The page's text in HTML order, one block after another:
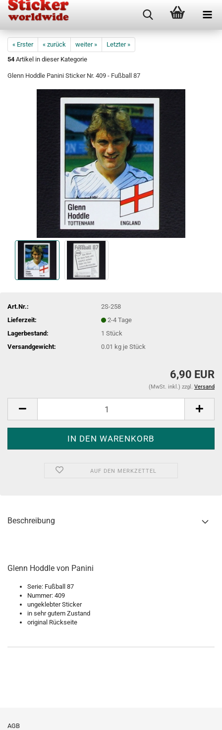
« Erster « zurück weiter »
Letzter »
54Artikel in dieser Kategorie
Glenn Hoddle Panini Sticker Nr. 409 - Fußball 87
Art.Nr.:
2S-258
Lieferzeit:
2-4 Tage
Lagerbestand:
1Stück
Versandgewicht:
0.01 kg je Stück
6,90 EUR
(MwSt. inkl.) zzgl. Versand
AUF DEN MERKZETTEL
Beschreibung
Glenn Hoddle von Panini
Serie: Fußball 87
Nummer: 409
ungeklebter Sticker
in sehr gutem Zustand
original Rückseite
AGB